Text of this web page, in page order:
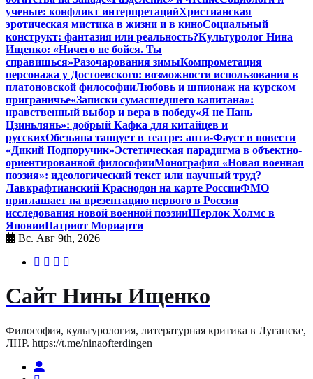
ученые: конфликт интерпретацийХристианская
эротическая мистика в жизни и в киноСоциальный
конструкт: фантазия или реальность?Культуролог Нина
Ищенко: «Ничего не бойся. Ты
справишься»Разочарования зимыКомпрометация
персонажа у Достоевского: возможности использования в
платоновской философииЛюбовь и шпионаж на курском
приграничье«Записки сумасшедшего капитана»:
нравственный выбор и вера в победу«Я не Пань
Цзиньлянь»: добрый Кафка для китайцев и
русскихОбезьяна танцует в театре: анти-Фауст в повести
«Дикий Подпоручик»Эстетическая парадигма в объектно-
ориентированной философииМонография «Новая военная
поэзия»: идеологический текст или научный труд?
Лавкрафтианский Краснодон на карте РоссииФМО
приглашает на презентацию первого в России
исследования новой военной поэзииШерлок Холмс в
ЯпонииПатриот Мориарти
Вс. Авг 9th, 2026
Сайт Нины Ищенко
Философия, культурология, литературная критика в Луганске,
ЛНР. https://t.me/ninaofterdingen